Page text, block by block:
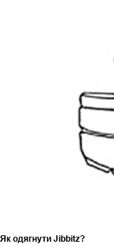
Як одягнути Jibbitz?